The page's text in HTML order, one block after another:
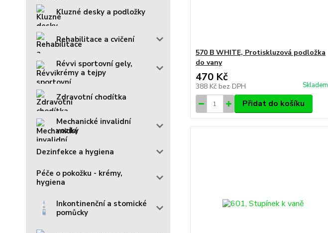
Kluzné desky a podložky
Rehabilitace a cvičení
Révvi sportovní gely,
krémy a tejpy
Zdravotní chodítka
Mechanické invalidní
vozíky
Dezinfekce a hygiena
Péče o pokožku - krémy,
hygiena
Inkontinenční a stomické
pomůcky
570 B WHITE, Protiskluzová podložka
do vany
470 Kč
388 Kč bez DPH Skladem
Přidat do košíku